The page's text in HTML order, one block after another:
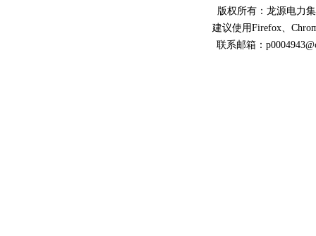
版权所有：龙源电力
建议使用Firefox、
联系邮箱：